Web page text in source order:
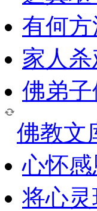
有何
家人
佛弟
佛教文
心怀
将心